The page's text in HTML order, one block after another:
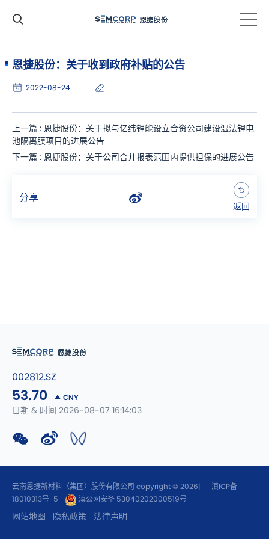
恩捷股份：关于收到政府补贴的公告
2022-08-24
上一篇 : 恩捷股份：关于拟与亿纬锂能设立合资公司建设湿法锂电
池隔离膜项目的进展公告
下一篇 : 恩捷股份：关于公司合并报表范围内提供担保的进展公告
分享
返回
002812.SZ
53.70 CNY
日期 & 时间 2026-08-07 16:14:03
云南恩捷新材料（集团）股份有限公司 copyright © 2026|
滇ICP备
18010313号-5
滇公网安备 53040202000519号
网站地图 隐私政策 法律声明